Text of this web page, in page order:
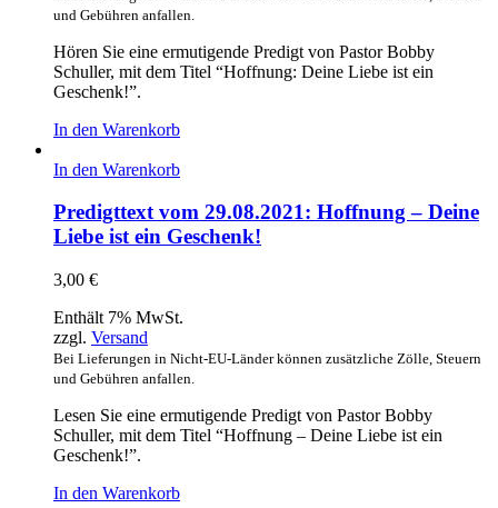
und Gebühren anfallen.
Hören Sie eine ermutigende Predigt von Pastor Bobby
Schuller, mit dem Titel “Hoffnung: Deine Liebe ist ein
Geschenk!”.
In den Warenkorb
In den Warenkorb
Predigttext vom 29.08.2021: Hoffnung – Deine
Liebe ist ein Geschenk!
3,00 €
Enthält 7% MwSt.
zzgl. Versand
Bei Lieferungen in Nicht-EU-Länder können zusätzliche Zölle, Steuern
und Gebühren anfallen.
Lesen Sie eine ermutigende Predigt von Pastor Bobby
Schuller, mit dem Titel “Hoffnung – Deine Liebe ist ein
Geschenk!”.
In den Warenkorb